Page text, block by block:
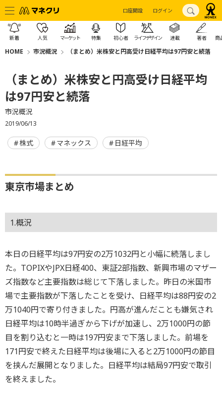
口座開設 ログイン
新着 人気 マーケット 特集 初心者 ライフデザイン 連載 著者 商
HOME 市況概況 （まとめ）米株安と円高受け日経平均は97円安と続落
（まとめ）米株安と円高受け日経平均
は97円安と続落
市況概況
2019/06/13
株式 マネックス 日経平均
東京市場まとめ
1.概況
本日の日経平均は97円安の2万1032円と小幅に続落しまし
た。TOPIXやJPX日経400、東証2部指数、新興市場のマザー
ズ指数など主要指数は総じて下落しました。昨日の米国市
場で主要指数が下落したことを受け、日経平均は88円安の2
万1040円で寄り付きました。円高が進んだことも嫌気され
日経平均は10時半過ぎから下げが加速し、2万1000円の節
目を割り込むと一時は197円安まで下落しました。前場を
171円安で終えた日経平均は後場に入ると2万1000円の節目
を挟んだ展開となりました。日経平均は結局97円安で取引
を終えました。